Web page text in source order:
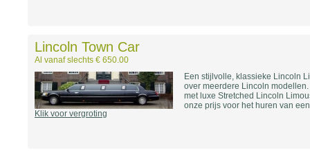
Lincoln Town Car
Al vanaf slechts € 650.00
Klik voor vergroting
Een stijlvolle, klassieke Lincoln
over meerdere Lincoln
met luxe Stretched Lincoln
onze prijs voor het huren van